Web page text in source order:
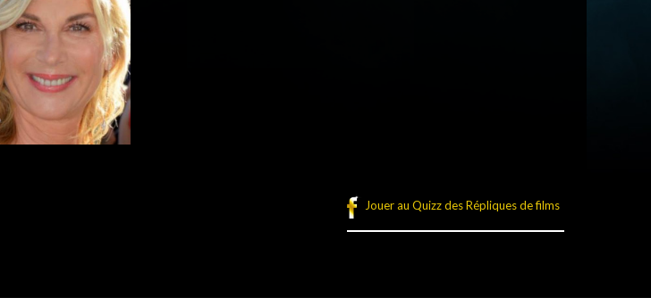
Jouer au Quizz des Répliques de films